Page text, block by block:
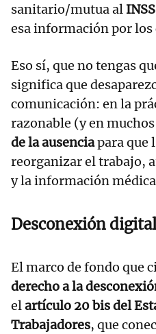
sanitario/mutua al INSS
esa información por
Eso sí, que no tengas
significa que
comunicación: en la
razonable (y en
de la ausenciapara que
reorganizar el trabajo,
y la información
Desconexión digital
El marco de fondo que
derecho a la
elartículo 20 bis del
Trabajadores, que